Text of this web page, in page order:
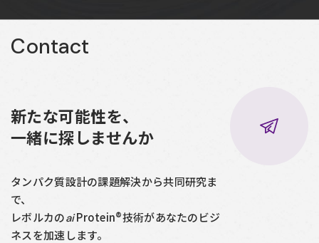
Contact
新たな可能性を、
一緒に探しませんか
タンパク質設計の課題解決から共同研究ま
で、
レボルカのai Protein®技術があなたのビジ
ネスを加速します。